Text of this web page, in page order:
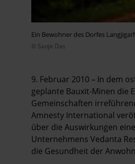
Ein Bewohner des Dorfes
© Sanjit Das
9. Februar 2010 – In dem
geplante Bauxit-Minen die
Gemeinschaften
Amnesty International
über die Auswirkungen
Unternehmens Vedanta
die Gesundheit der